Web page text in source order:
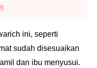
ini, seperti
sudah disesuaikan
dan ibu menyusui.